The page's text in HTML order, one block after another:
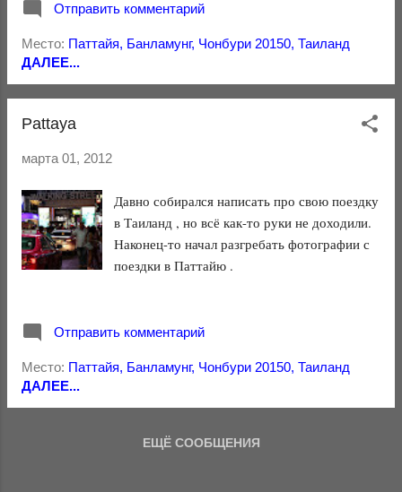
Отправить комментарий
Место: Паттайя, Банламунг, Чонбури 20150, Таиланд
ДАЛЕЕ...
Pattaya
марта 01, 2012
Давно собирался написать про свою поездку
в Таиланд , но всё как-то руки не доходили.
Наконец-то начал разгребать фотографии с
поездки в Паттайю .
Отправить комментарий
Место: Паттайя, Банламунг, Чонбури 20150, Таиланд
ДАЛЕЕ...
ЕЩЁ СООБЩЕНИЯ